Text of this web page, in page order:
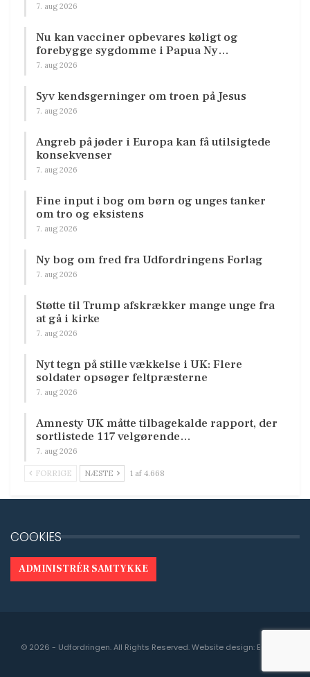
7. aug 2026
Nu kan vacciner opbevares køligt og
forebygge sygdomme i Papua Ny…
7. aug 2026
Syv kendsgerninger om troen på Jesus
7. aug 2026
Angreb på jøder i Europa kan få utilsigtede
konsekvenser
7. aug 2026
Fine input i bog om børn og unges tanker
om tro og eksistens
7. aug 2026
Ny bog om fred fra Udfordringens Forlag
7. aug 2026
Støtte til Trump afskrækker mange unge fra
at gå i kirke
7. aug 2026
Nyt tegn på stille vækkelse i UK: Flere
soldater opsøger feltpræsterne
7. aug 2026
Amnesty UK måtte tilbagekalde rapport, der
sortlistede 117 velgørende…
7. aug 2026
FORRIGE NÆSTE 1 af 4.668
COOKIES
ADMINISTRÉR SAMTYKKE
© 2026 - Udfordringen. All Rights Reserved.Website design: Engedal